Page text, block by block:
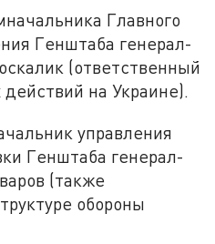
Главного
Генштаба генерал-
(ответственный
на Украине).
управления
Генштаба генерал-
(также
обороны